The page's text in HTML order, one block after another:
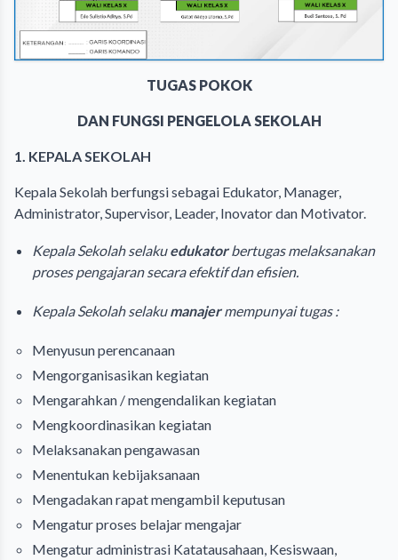
TUGAS POKOK
DAN FUNGSI PENGELOLA SEKOLAH
1. KEPALA SEKOLAH
Kepala Sekolah berfungsi sebagai Edukator, Manager,
Administrator, Supervisor, Leader, Inovator dan Motivator.
Kepala Sekolah selakuedukatorbertugas melaksanakan
proses pengajaran secara efektif dan efisien.
Kepala Sekolah selakumanajermempunyai tugas :
Menyusun perencanaan
Mengorganisasikan kegiatan
Mengarahkan / mengendalikan kegiatan
Mengkoordinasikan kegiatan
Melaksanakan pengawasan
Menentukan kebijaksanaan
Mengadakan rapat mengambil keputusan
Mengatur proses belajar mengajar
Mengatur administrasi Katatausahaan, Kesiswaan,